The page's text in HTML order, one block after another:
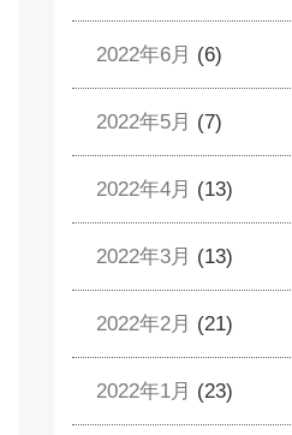
2022年6月 (6)
2022年5月 (7)
2022年4月 (13)
2022年3月 (13)
2022年2月 (21)
2022年1月 (23)